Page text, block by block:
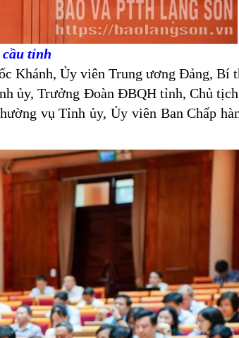
tỉnh
Khánh, Ủy viên Trung ương Đảng, Bí
ủy, Trưởng Đoàn ĐBQH tỉnh, Chủ
vụ Tỉnh ủy, Ủy viên Ban Chấp